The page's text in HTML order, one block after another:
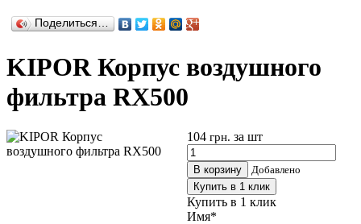
Поделиться…
KIPOR Корпус воздушного
фильтра RX500
104 грн. за шт
В корзину
Добавлено
Купить в 1 клик
Купить в 1 клик
Имя*